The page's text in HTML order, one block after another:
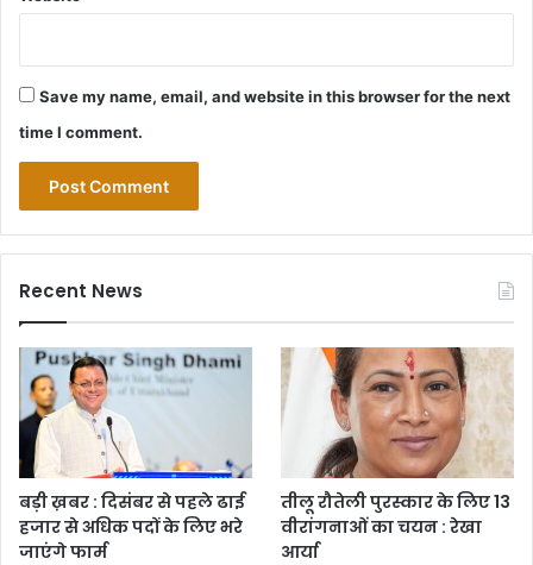
Save my name, email, and website in this browser for the next
time I comment.
Recent News
बड़ी ख़बर : दिसंबर से पहले ढाई
हजार से अधिक पदों के लिए भरे
जाएंगे फार्म
तीलू रौतेली पुरस्कार के लिए 13
वीरांगनाओं का चयन : रेखा
आर्या